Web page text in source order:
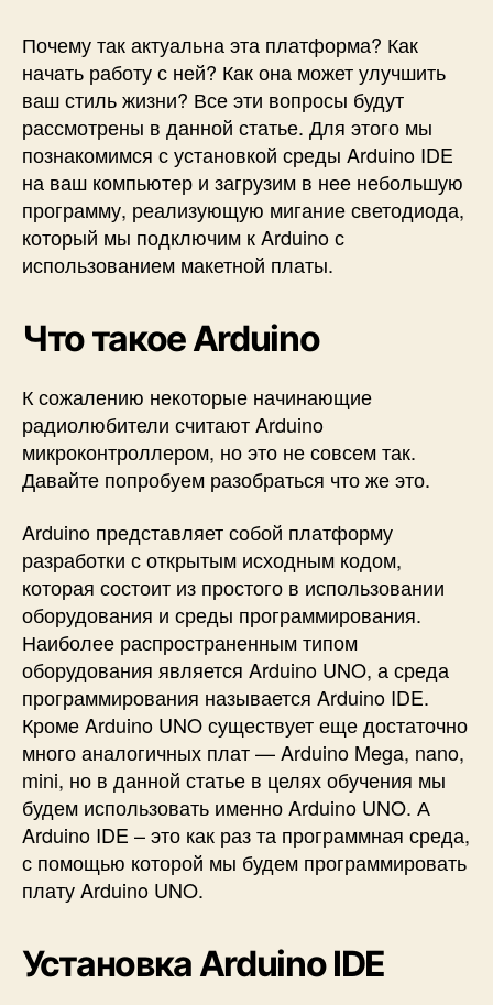
к
о
о
д
с
т
в
о
д
и
а
ю
и
Почему так актуальна эта платформа? Как
начать работу с ней? Как она может улучшить
ваш стиль жизни? Все эти вопросы будут
рассмотрены в данной статье. Для этого мы
познакомимся с установкой среды Arduino IDE
на ваш компьютер и загрузим в нее небольшую
программу, реализующую мигание светодиода,
который мы подключим к Arduino с
использованием макетной платы.
Что такое Arduino
К сожалению некоторые начинающие
радиолюбители считают Arduino
микроконтроллером, но это не совсем так.
Давайте попробуем разобраться что же это.
Arduino представляет собой платформу
разработки с открытым исходным кодом,
которая состоит из простого в использовании
оборудования и среды программирования.
Наиболее распространенным типом
оборудования является Arduino UNO, а среда
программирования называется Arduino IDE.
Кроме Arduino UNO существует еще достаточно
много аналогичных плат — Arduino Mega, nano,
mini, но в данной статье в целях обучения мы
будем использовать именно Arduino UNO. А
Arduino IDE – это как раз та программная среда,
с помощью которой мы будем программировать
плату Arduino UNO.
Установка Arduino IDE